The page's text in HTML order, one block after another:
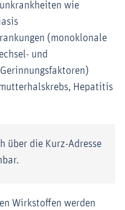
wie
(monoklonale
und
Hepatitis
über die Kurz-Adresse
Wirkstoffen werden